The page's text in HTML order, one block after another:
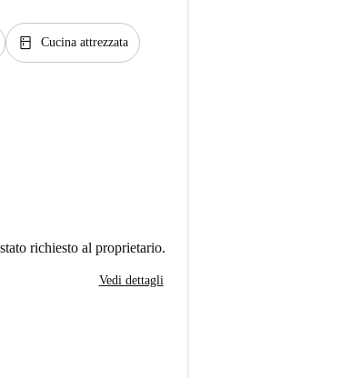
kitchen Cucina attrezzata
richiesto al proprietario.
Vedi dettagli